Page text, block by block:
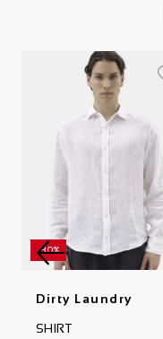
-30%
Dirty Laundry
SHIRT